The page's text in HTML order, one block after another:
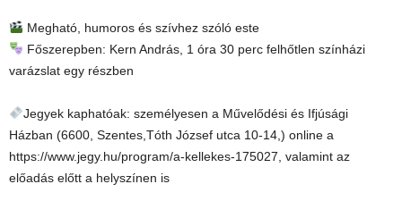
Megható, humoros és szívhez szóló este
Főszerepben: Kern András, 1 óra 30 perc felhőtlen színházi
varázslat egy részben
Jegyek kaphatóak: személyesen a Művelődési és Ifjúsági
Házban (6600, Szentes,Tóth József utca 10-14,) online a
https://www.jegy.hu/program/a-kellekes-175027, valamint az
előadás előtt a helyszínen is